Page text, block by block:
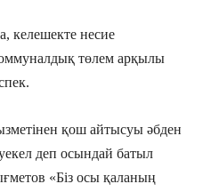
келешекте несие
төлем арқылы
қош айтысуы әбден
деп осындай батыл
«Біз осы қаланың